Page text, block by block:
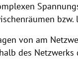
von am
des